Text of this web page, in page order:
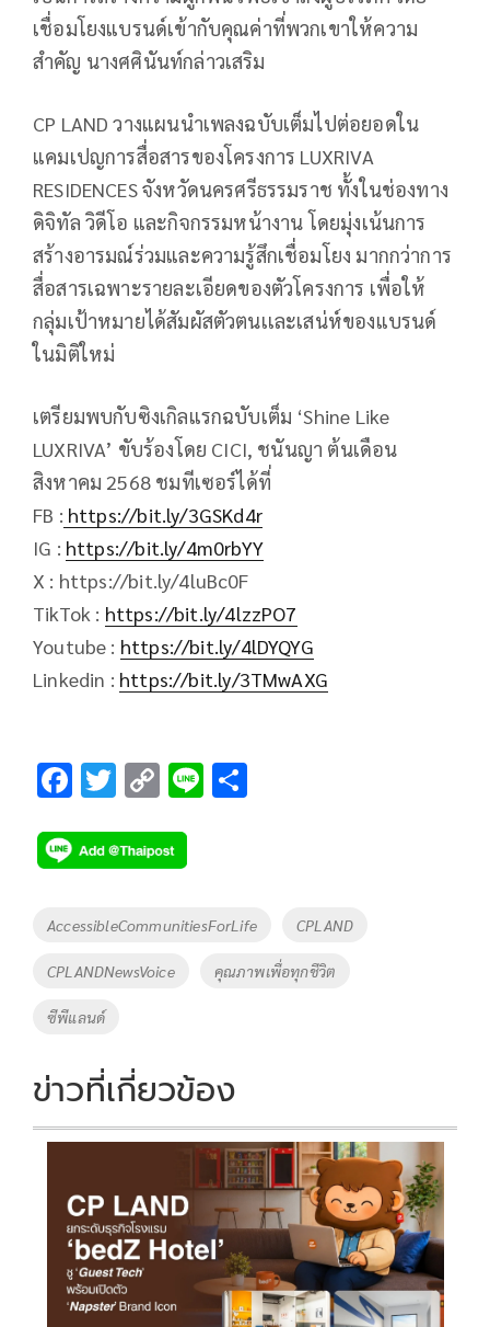
เชื่อมโยงแบรนด์เข้ากับคุณค่าที่พวกเขาให้ความ
สำคัญ นางศศินันท์กล่าวเสริม
CP LAND วางแผนนำเพลงฉบับเต็มไปต่อยอดใน
แคมเปญการสื่อสารของโครงการ LUXRIVA
RESIDENCES จังหวัดนครศรีธรรมราช ทั้งในช่องทาง
ดิจิทัล วิดีโอ และกิจกรรมหน้างาน โดยมุ่งเน้นการ
สร้างอารมณ์ร่วมและความรู้สึกเชื่อมโยง มากกว่าการ
สื่อสารเฉพาะรายละเอียดของตัวโครงการ เพื่อให้
กลุ่มเป้าหมายได้สัมผัสตัวตนเเละเสน่ห์ของแบรนด์
ในมิติใหม่
เตรียมพบกับซิงเกิลแรกฉบับเต็ม ‘Shine Like
LUXRIVA’ ขับร้องโดย CICI, ชนันญา ต้นเดือน
สิงหาคม 2568 ชมทีเซอร์ได้ที่
FB : https://bit.ly/3GSKd4r
IG : https://bit.ly/4m0rbYY
X : https://bit.ly/4luBc0F
TikTok : https://bit.ly/4lzzPO7
Youtube : https://bit.ly/4lDYQYG
Linkedin : https://bit.ly/3TMwAXG
F
e
b
o
o
k
T
tt
er
C
p
y
Li
k
Li
Tags
AccessibleCommunitiesForLife CPLAND
CPLANDNewsVoice คุณภาพเพื่อทุกชีวิต
ซีพีแลนด์
ข่าวที่เกี่ยวข้อง